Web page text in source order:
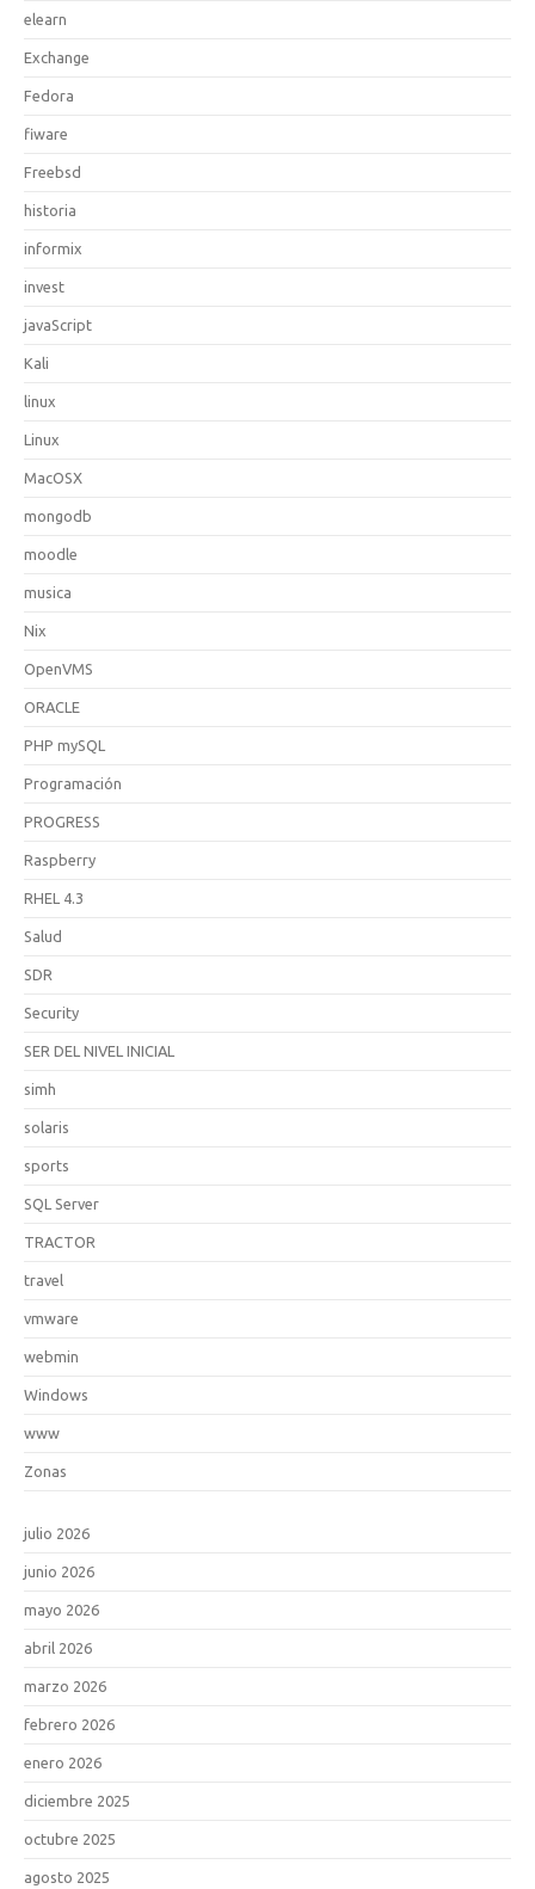
elearn
Exchange
Fedora
fiware
Freebsd
historia
informix
invest
javaScript
Kali
linux
Linux
MacOSX
mongodb
moodle
musica
Nix
OpenVMS
ORACLE
PHP mySQL
Programación
PROGRESS
Raspberry
RHEL 4.3
Salud
SDR
Security
SER DEL NIVEL INICIAL
simh
solaris
sports
SQL Server
TRACTOR
travel
vmware
webmin
Windows
www
Zonas
julio 2026
junio 2026
mayo 2026
abril 2026
marzo 2026
febrero 2026
enero 2026
diciembre 2025
octubre 2025
agosto 2025